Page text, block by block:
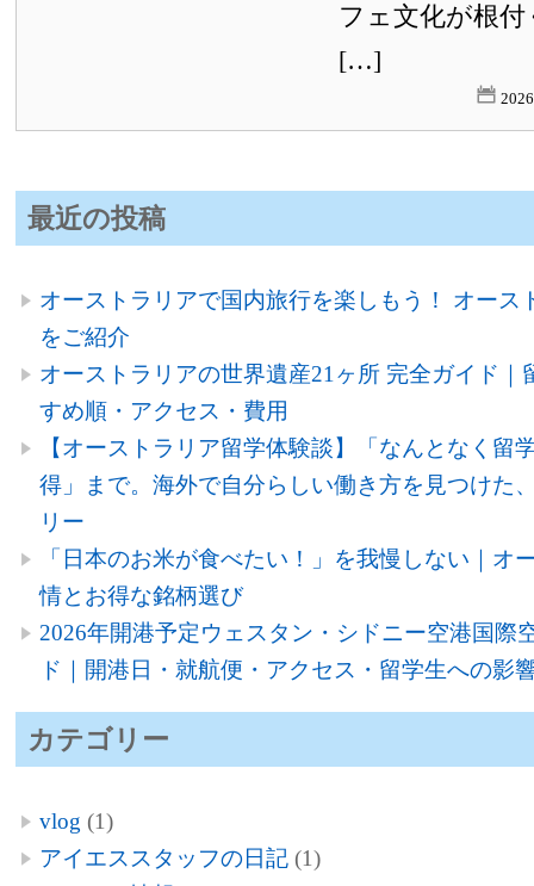
フェ文化が根
[…]
最近の投稿
オーストラリアで国内旅行を楽しもう！ オース
をご紹介
オーストラリアの世界遺産21ヶ所 完全ガイド｜
すめ順・アクセス・費用
【オーストラリア留学体験談】「なんとなく留
得」まで。海外で自分らしい働き方を見つけた
リー
「日本のお米が食べたい！」を我慢しない｜オ
情とお得な銘柄選び
2026年開港予定ウェスタン・シドニー空港国際
ド｜開港日・就航便・アクセス・留学生への影
カテゴリー
vlog (1)
アイエススタッフの日記(1)